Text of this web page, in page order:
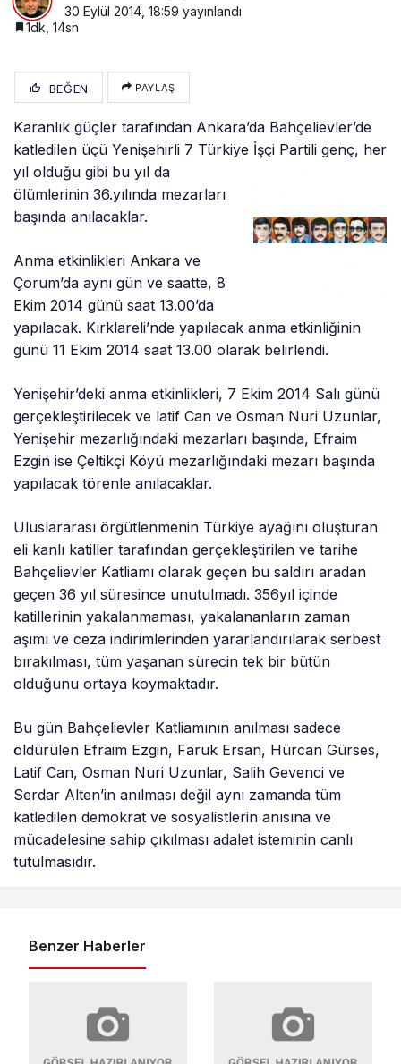
30 Eylül 2014, 18:59 yayınlandı
1dk, 14sn
BEĞEN PAYLAŞ
Karanlık güçler tarafından Ankara’da Bahçelievler’de
katledilen üçü Yenişehirli 7 Türkiye İşçi Partili genç, her
yıl olduğu gibi bu yıl da
ölümlerinin 36.yılında mezarları
başında anılacaklar.
Anma etkinlikleri Ankara ve
Çorum’da aynı gün ve saatte, 8
Ekim 2014 günü saat 13.00’da
yapılacak. Kırklareli’nde yapılacak anma etkinliğinin
günü 11 Ekim 2014 saat 13.00 olarak belirlendi.
Yenişehir’deki anma etkinlikleri, 7 Ekim 2014 Salı günü
gerçekleştirilecek ve latif Can ve Osman Nuri Uzunlar,
Yenişehir mezarlığındaki mezarları başında, Efraim
Ezgin ise Çeltikçi Köyü mezarlığındaki mezarı başında
yapılacak törenle anılacaklar.
Uluslararası örgütlenmenin Türkiye ayağını oluşturan
eli kanlı katiller tarafından gerçekleştirilen ve tarihe
Bahçelievler Katliamı olarak geçen bu saldırı aradan
geçen 36 yıl süresince unutulmadı. 356yıl içinde
katillerinin yakalanmaması, yakalananların zaman
aşımı ve ceza indirimlerinden yararlandırılarak serbest
bırakılması, tüm yaşanan sürecin tek bir bütün
olduğunu ortaya koymaktadır.
Bu gün Bahçelievler Katliamının anılması sadece
öldürülen Efraim Ezgin, Faruk Ersan, Hürcan Gürses,
Latif Can, Osman Nuri Uzunlar, Salih Gevenci ve
Serdar Alten’in anılması değil aynı zamanda tüm
katledilen demokrat ve sosyalistlerin anısına ve
mücadelesine sahip çıkılması adalet isteminin canlı
tutulmasıdır.
Benzer Haberler